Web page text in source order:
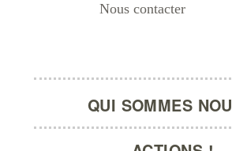
Nous contacter
QUI SOMMES